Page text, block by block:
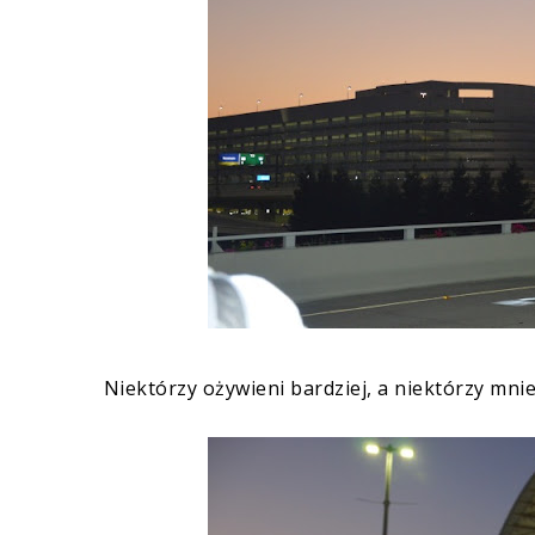
Niektórzy ożywieni bardziej, a niektórzy